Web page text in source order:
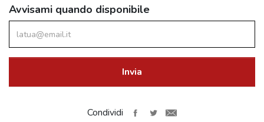
Avvisami quando disponibile
Invia
Condividi